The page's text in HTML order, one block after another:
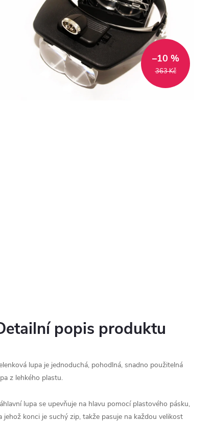
363 Kč
–10 %
popis produktu
lupa je jednoduchá, pohodlná, snadno použitelná
z lehkého plastu.
lupa se upevňuje na hlavu pomocí plastového pásku,
jehož konci je suchý zip, takže pasuje na každou velikost